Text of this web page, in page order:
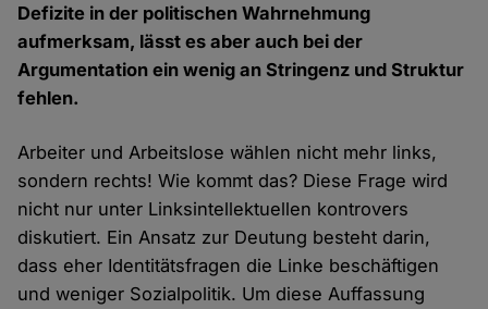
Defizite in der politischen Wahrnehmung
aufmerksam, lässt es aber auch bei der
Argumentation ein wenig an Stringenz und Struktur
fehlen.
Arbeiter und Arbeitslose wählen nicht mehr links,
sondern rechts! Wie kommt das? Diese Frage wird
nicht nur unter Linksintellektuellen kontrovers
diskutiert. Ein Ansatz zur Deutung besteht darin,
dass eher Identitätsfragen die Linke beschäftigen
und weniger Sozialpolitik. Um diese Auffassung